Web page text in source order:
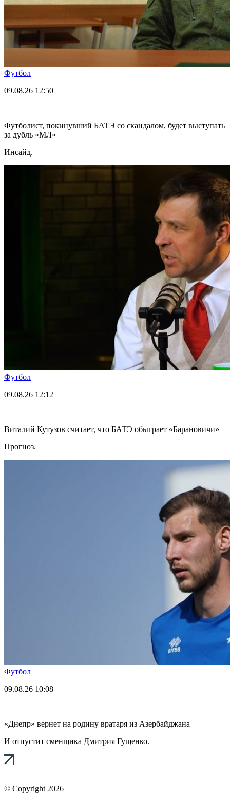
Футбол
09.08.26 12:50
Футболист, покинувший БАТЭ со скандалом, будет выступать
за дубль «МЛ»
Инсайд.
Футбол
09.08.26 12:12
Виталий Кутузов считает, что БАТЭ обыграет «Барановичи»
Прогноз.
Футбол
09.08.26 10:08
«Днепр» вернет на родину вратаря из Азербайджана
И отпустит сменщика Дмитрия Гущенко.
© Copyright 2026